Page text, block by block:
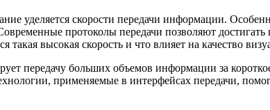
уделяется скорости передачи информации.
протоколы передачи позволяют
такая высокая скорость и что влияет на качество
передачу больших объемов информации за
применяемые в интерфейсах передачи,